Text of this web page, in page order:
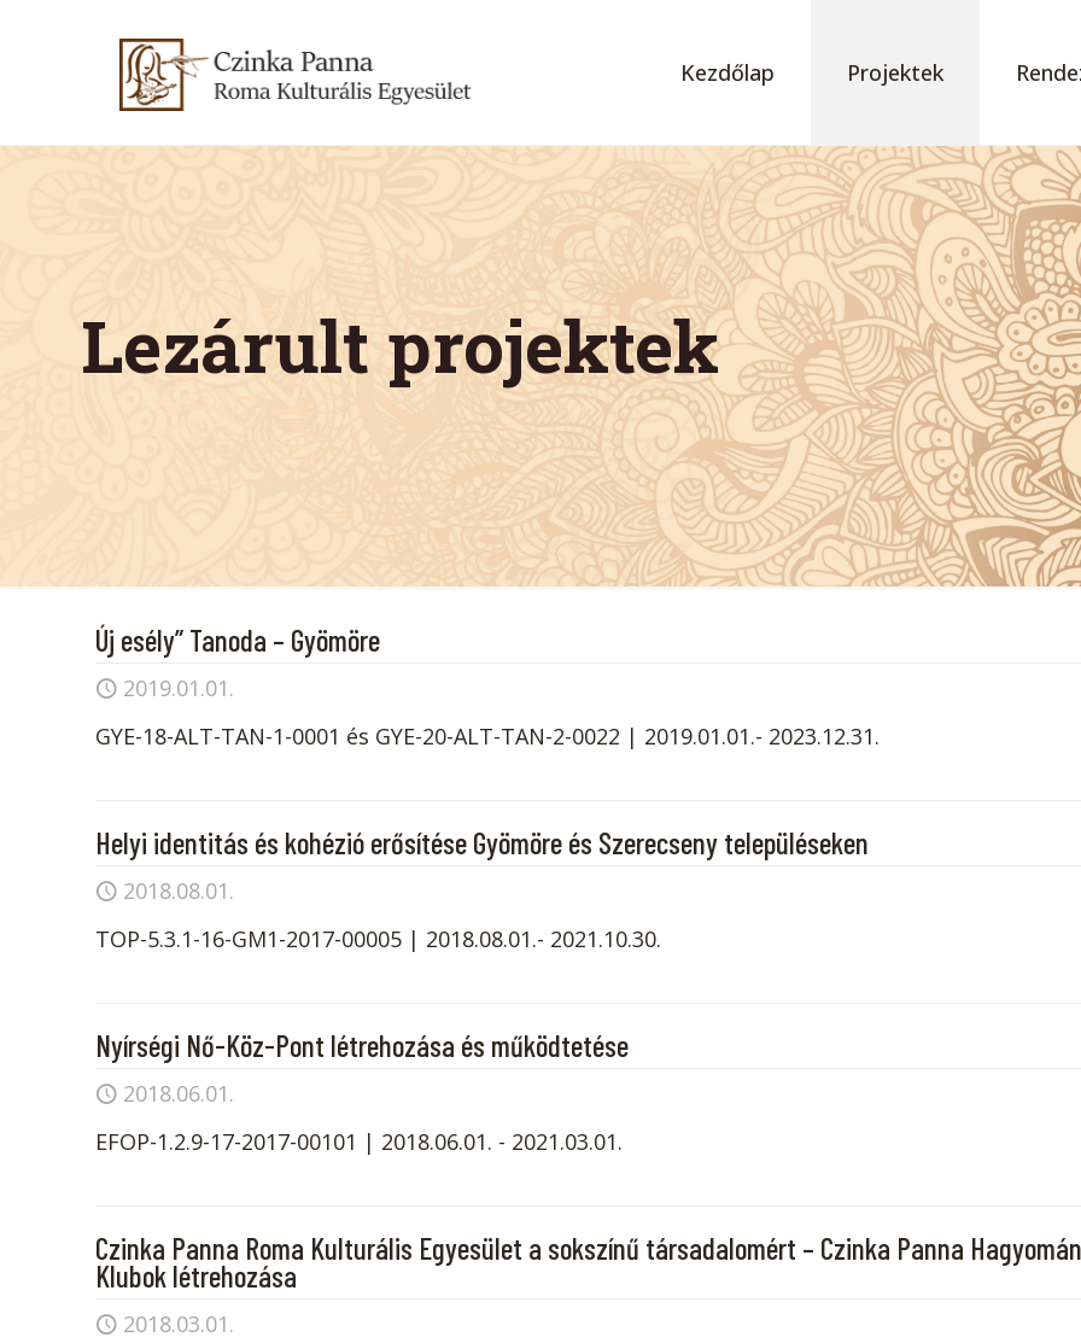
Kezdőlap Projektek
Lezárult projektek
Új esély” Tanoda – Gyömöre
2019.01.01.
GYE-18-ALT-TAN-1-0001 és GYE-20-ALT-TAN-2-0022 | 2019.01.01.- 2023.12.31.
Helyi identitás és kohézió erősítése Gyömöre és Szerecseny településeken
2018.08.01.
TOP-5.3.1-16-GM1-2017-00005 | 2018.08.01.- 2021.10.30.
Nyírségi Nő-Köz-Pont létrehozása és működtetése
2018.06.01.
EFOP-1.2.9-17-2017-00101 | 2018.06.01. - 2021.03.01.
Czinka Panna Roma Kulturális Egyesület a sokszínű társadalomért – Czinka Panna
Klubok létrehozása
2018.03.01.